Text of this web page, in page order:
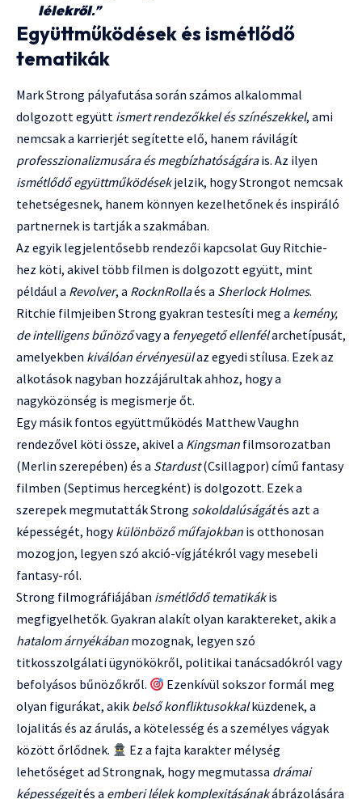
lélekről.”
Együttműködések és ismétlődő
tematikák
Mark Strong pályafutása során számos alkalommal
dolgozott együtt ismert rendezőkkel és színészekkel, ami
nemcsak a karrierjét segítette elő, hanem rávilágít
professzionalizmusára és megbízhatóságárais. Az ilyen
ismétlődő együttműködésekjelzik, hogy Strongot nemcsak
tehetségesnek, hanem könnyen kezelhetőnek és inspiráló
partnernek is tartják a szakmában.
Az egyik legjelentősebb rendezői kapcsolat Guy Ritchie-
hez köti, akivel több filmen is dolgozott együtt, mint
például a Revolver, a RocknRollaés a Sherlock Holmes.
Ritchie filmjeiben Strong gyakran testesíti meg a kemény,
de intelligens bűnözővagy a fenyegető ellenfélarchetípusát,
amelyekben kiválóan érvényesülaz egyedi stílusa. Ezek az
alkotások nagyban hozzájárultak ahhoz, hogy a
nagyközönség is megismerje őt.
Egy másik fontos együttműködés Matthew Vaughn
rendezővel köti össze, akivel a Kingsman filmsorozatban
(Merlin szerepében) és a Stardust(Csillagpor) című fantasy
filmben (Septimus hercegként) is dolgozott. Ezek a
szerepek megmutatták Strong sokoldalúságátés azt a
képességét, hogykülönböző műfajokban is otthonosan
mozogjon, legyen szó akció-vígjátékról vagy mesebeli
fantasy-ról.
Strong filmográfiájában ismétlődő tematikákis
megfigyelhetők. Gyakran alakít olyan karaktereket, akik a
hatalom árnyékában mozognak, legyen szó
titkosszolgálati ügynökökről, politikai tanácsadókról vagy
befolyásos bűnözőkről.
Ezenkívül sokszor formál meg
olyan figurákat, akik belső konfliktusokkalküzdenek, a
lojalitás és az árulás, a kötelesség és a személyes vágyak
között őrlődnek.
Ez a fajta karakter mélység
lehetőséget ad Strongnak, hogy megmutassa drámai
képességeités a emberi lélek komplexitásánakábrázolására